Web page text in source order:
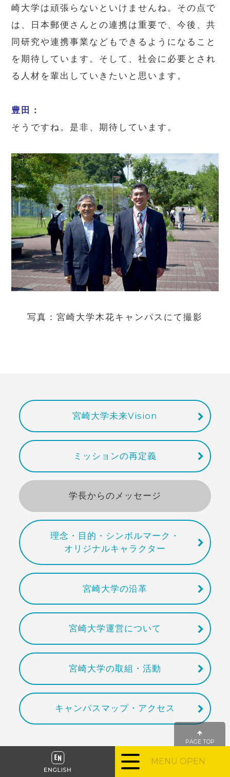
崎大学は頑張らないといけませんね。その点で
は、日本郵便さんとの連携は重要で、今後、共
同研究や連携事業などもできるようになること
を期待しています。そして、社会に必要とされ
る人材を輩出していきたいと思います。
豊田：
そうですね。是非、期待しています。
写真：宮崎大学木花キャンパスにて撮影
宮崎大学未来Vision
ミッションの再定義
学長からのメッセージ
理念・目的・シンボルマーク・
オリジナルキャラクター
宮崎大学の沿革
宮崎大学運営について
宮崎大学の取組・活動
キャンパスマップ・アクセス
PAGE TOP
MENU OPEN